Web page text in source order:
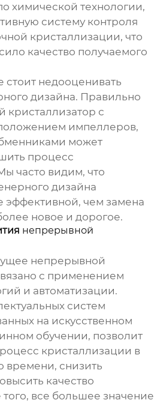
химической технологии,
систему контроля
кристаллизации, что
качество получаемого
стоит недооценивать
дизайна. Правильно
кристаллизатор с
импеллеров,
может
процесс
часто видим, что
дизайна
эффективной, чем замена
новое и дорогое.
непрерывной
непрерывной
с применением
и автоматизации.
систем
на искусственном
обучении, позволит
кристаллизации в
времени, снизить
качество
все большее значение